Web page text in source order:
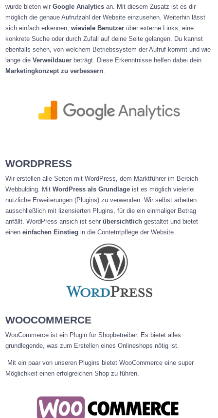
wurde bieten wirGoogle Analytics an. Mit diesem Zusatz ist es dir
möglich die genaue Aufrufzahl der Website einzusehen. Weiterhin lässt
sich einfach erkennen,wieviele Benutzer über externe Links, eine
konkrete Suche oder durch Zufall auf deine Seite gelangen. Du kannst
ebenfalls sehen, von welchem Betriebssystem der Aufruf kommt und wie
lange dieVerweildauer beträgt. Diese Erkenntnisse helfen dabei dein
Marketingkonzept zu verbessern
WORDPRESS
Wir erstellen alle Seiten mit WordPress, dem Marktführer im Bereich
Webbulding. MitWordPress als Grundlage ist es möglich vielerlei
nützliche Erweiterungen (Plugins) zu verwenden. Wir selbst arbeiten
ausschließlich mit lizensierten Plugins, für die ein einmaliger Betrag
anfällt. WordPress ansich ist sehr übersichtlich gestaltet und bietet
eineneinfachen Einstieg in die Contetntpflege der Website.
WOOCOMMERCE
WooCommerce ist ein Plugin für Shopbetreiber. Es bietet alles
grundlegende, was zum Erstellen eines Onlineshops nötig ist.
Mit ein paar von unseren Plugins bietet WooCommerce eine super
Möglichkeit einen erfolgreichen Shop zu führen.